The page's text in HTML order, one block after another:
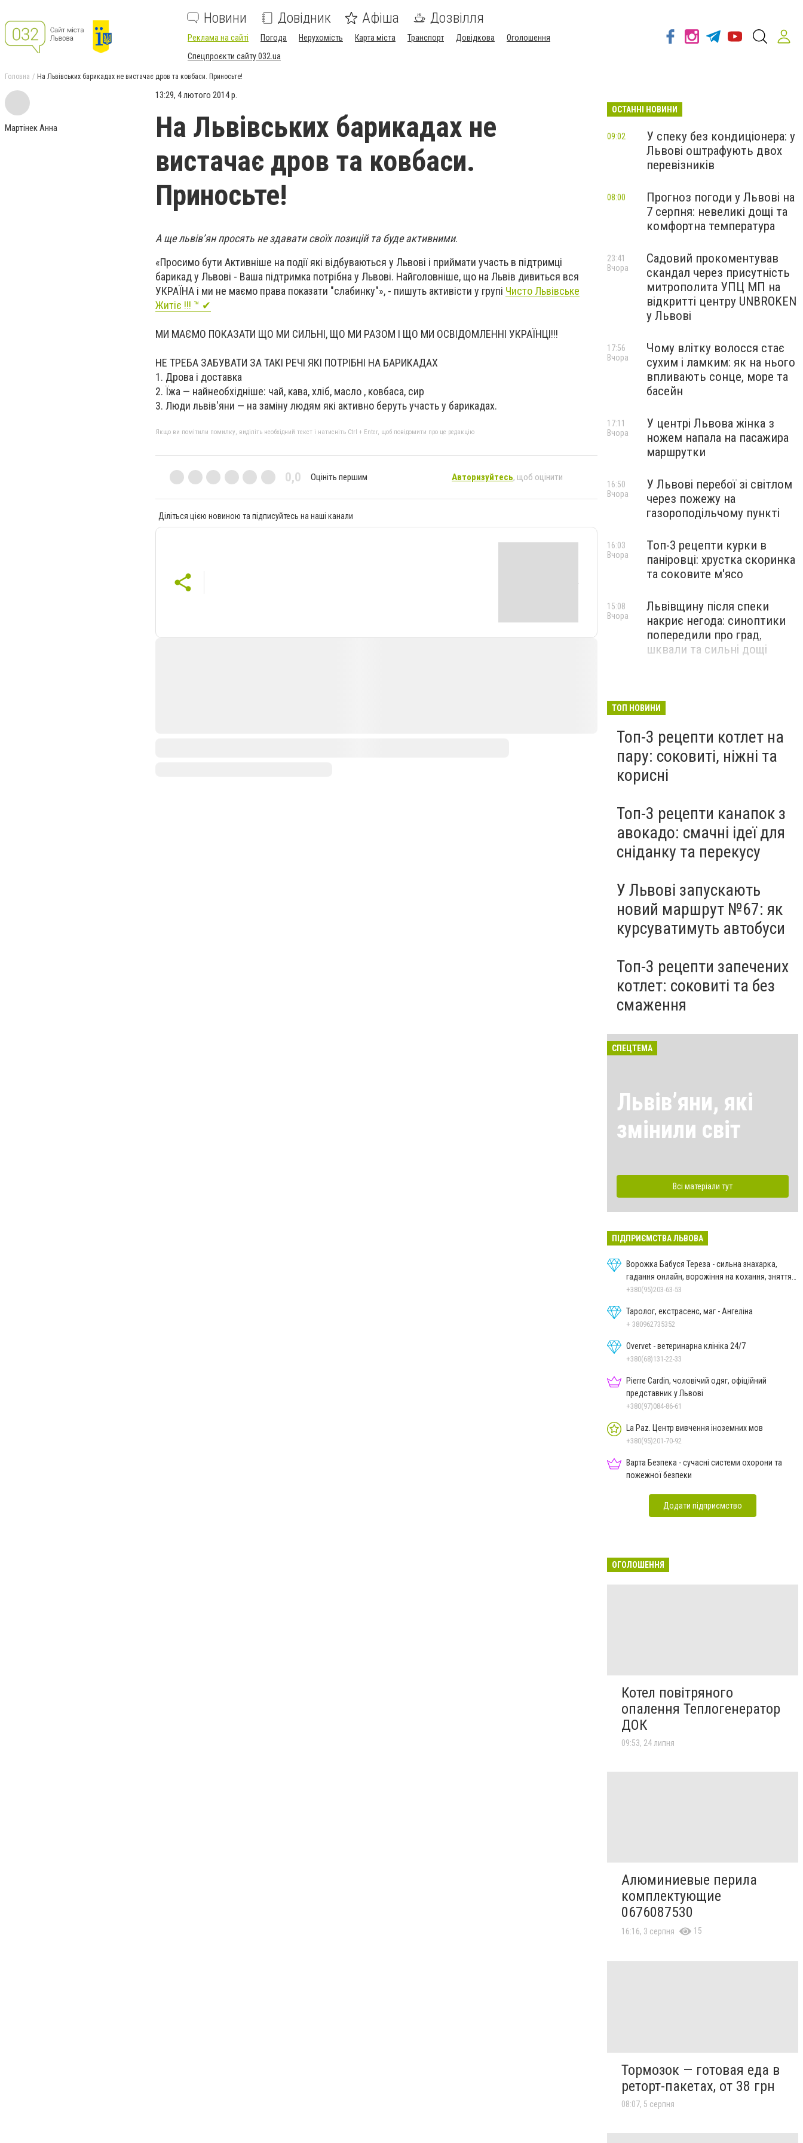
Новини Довідник Афіша Дозвілля
Реклама на сайті Погода Нерухомість Карта міста Транспорт Довідкова
Оголошення
Спецпроєкти сайту 032.ua
Головна На Львівських барикадах не вистачає дров та ковбаси. Приносьте!
Мартінек Анна
13:29, 4 лютого 2014 р.
На Львівських барикадах не
вистачає дров та ковбаси.
Приносьте!
А ще львів’ян просять не здавати своїх позицій та буде активними.
«Просимо бути Активніше на події які відбуваються у Львові і приймати участь в підтримці
барикад у Львові - Ваша підтримка потрібна у Львові. Найголовніше, що на Львів дивиться вся
УКРАЇНА і ми не маємо права показати "слабинку"», - пишуть активісти у групі Чисто Львівське
Житіє !!! ™ ✔
МИ МАЄМО ПОКАЗАТИ ЩО МИ СИЛЬНІ, ЩО МИ РАЗОМ І ЩО МИ ОСВІДОМЛЕННІ УКРАЇНЦІ!!!
НЕ ТРЕБА ЗАБУВАТИ ЗА ТАКІ РЕЧІ ЯКІ ПОТРІБНІ НА БАРИКАДАХ
1. Дрова і доставка
2. Їжа — найнеобхідніше: чай, кава, хліб, масло , ковбаса, сир
3. Люди львів'яни — на заміну людям які активно беруть участь у барикадах.
Якщо ви помітили помилку, виділіть необхідний текст і натисніть Ctrl + Enter, щоб повідомити про це редакцію
0,0 Оцініть першим Авторизуйтесь, щоб оцінити
Діліться цією новиною та підписуйтесь на наші канали
ОСТАННІ НОВИНИ
У спеку без кондиціонера: у
Львові оштрафують двох
перевізників
09:02
Прогноз погоди у Львові на
7 серпня: невеликі дощі та
комфортна температура
08:00
Садовий прокоментував
скандал через присутність
митрополита УПЦ МП на
відкритті центру UNBROKEN
у Львові
23:41
Вчора
Чому влітку волосся стає
сухим і ламким: як на нього
впливають сонце, море та
басейн
17:56
Вчора
У центрі Львова жінка з
ножем напала на пасажира
маршрутки
17:11
Вчора
У Львові перебої зі світлом
через пожежу на
газороподільчому пункті
16:50
Вчора
Топ-3 рецепти курки в
паніровці: хрустка скоринка
та соковите м'ясо
16:03
Вчора
Львівщину після спеки
накриє негода: синоптики
попередили про град,
шквали та сильні дощі
15:08
Вчора
ТОП НОВИНИ
Топ-3 рецепти котлет на
пару: соковиті, ніжні та
корисні
Топ-3 рецепти канапок з
авокадо: смачні ідеї для
сніданку та перекусу
У Львові запускають
новий маршрут №67: як
курсуватимуть автобуси
Топ-3 рецепти запечених
котлет: соковиті та без
смаження
СПЕЦТЕМА
Львівʼяни, які
змінили світ
Всі матеріали тут
ПІДПРИЄМСТВА ЛЬВОВА
Ворожка Бабуся Тереза - сильна знахарка,
гадання онлайн, ворожіння на кохання, зняття
порчі
+380(95)203-63-53
Таролог, екстрасенс, маг - Ангеліна
+ 380962735352
Overvet - ветеринарна клініка 24/7
+380(68)131-22-33
Pierre Cardin, чоловічий одяг, офіційний
представник у Львові
+380(97)084-86-61
La Paz. Центр вивчення іноземних мов
+380(95)201-70-92
Варта Безпека - сучасні системи охорони та
пожежної безпеки
Додати підприємство
ОГОЛОШЕННЯ
Котел повітряного
опалення Теплогенератор
ДОК
09:53, 24 липня
Алюминиевые перила
комплектующие
0676087530
16:16, 3 серпня 15
Тормозок — готовая еда в
реторт-пакетах, от 38 грн
08:07, 5 серпня